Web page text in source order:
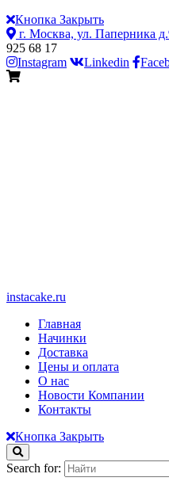
Кнопка Закрыть
г. Москва, ул. Паперника
925 68 17
Instagram
Linkedin
instacake.ru
Главная
Начинки
Доставка
Цены и оплата
О нас
Новости Компании
Контакты
Кнопка Закрыть
Search for: